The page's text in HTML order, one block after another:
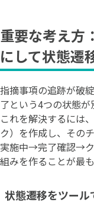
重要な考え方
にして状態遷
指摘事項の追跡が破
了という4つの状態が
これを解決するには
ク）を作成し、その
実施中→完了確認→ク
組みを作ることが最も
状態遷移をツール